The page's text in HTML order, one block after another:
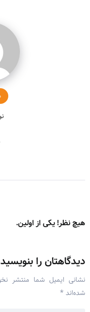
هیچ نظر! یکی از اولین.
دیدگاهتان را بنویسید
نشانی ایمیل شما منتشر
شده‌اند *